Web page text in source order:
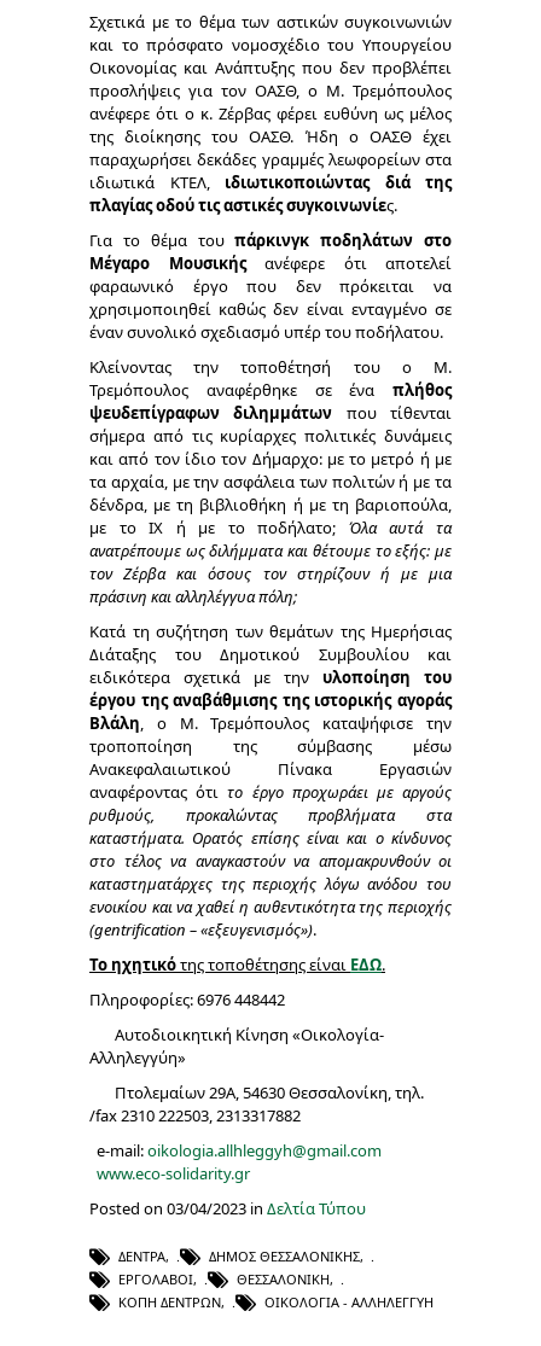
Σχετικά με το θέμα των αστικών συγκοινωνιών
και το πρόσφατο νομοσχέδιο του Υπουργείου
Οικονομίας και Ανάπτυξης που δεν προβλέπει
προσλήψεις για τον ΟΑΣΘ, ο Μ. Τρεμόπουλος
ανέφερε ότι ο κ. Ζέρβας φέρει ευθύνη ως μέλος
της διοίκησης του ΟΑΣΘ. Ήδη ο ΟΑΣΘ έχει
παραχωρήσει δεκάδες γραμμές λεωφορείων στα
ιδιωτικά ΚΤΕΛ, ιδιωτικοποιώντας διά της
πλαγίας οδού τις αστικές συγκοινωνίες.
Για το θέμα τουπάρκινγκ ποδηλάτων στο
Μέγαρο Μουσικήςανέφερε ότι αποτελεί
φαραωνικό έργο που δεν πρόκειται να
χρησιμοποιηθεί καθώς δεν είναι ενταγμένο σε
έναν συνολικό σχεδιασμό υπέρ του ποδήλατου.
Κλείνοντας την τοποθέτησή του ο Μ.
Τρεμόπουλος αναφέρθηκε σε ένα πλήθος
ψευδεπίγραφων διλημμάτων που τίθενται
σήμερα από τις κυρίαρχες πολιτικές δυνάμεις
και από τον ίδιο τον Δήμαρχο: με το μετρό ή με
τα αρχαία, με την ασφάλεια των πολιτών ή με τα
δένδρα, με τη βιβλιοθήκη ή με τη βαριοπούλα,
με το ΙΧ ή με το ποδήλατο; Όλα αυτά τα
ανατρέπουμε ως διλήμματα και θέτουμε το εξής: με
τον Ζέρβα και όσους τον στηρίζουν ή με μια
πράσινη και αλληλέγγυα πόλη;
Κατά τη συζήτηση των θεμάτων της Ημερήσιας
Διάταξης του Δημοτικού Συμβουλίου και
ειδικότερα σχετικά με την υλοποίηση του
έργου της αναβάθμισης της ιστορικής αγοράς
Βλάλη, ο Μ. Τρεμόπουλος καταψήφισε την
τροποποίηση της σύμβασης μέσω
Ανακεφαλαιωτικού Πίνακα Εργασιών
αναφέροντας ότιτο έργο προχωράει με αργούς
ρυθμούς, προκαλώντας προβλήματα στα
καταστήματα. Ορατός επίσης είναι και ο κίνδυνος
στο τέλος να αναγκαστούν να απομακρυνθούν οι
καταστηματάρχες της περιοχής λόγω ανόδου του
ενοικίου και να χαθεί η αυθεντικότητα της περιοχής
(gentrification – «εξευγενισμός»).
Το ηχητικότης τοποθέτησης είναι ΕΔΩ.
Πληροφορίες: 6976 448442
Αυτοδιοικητική Κίνηση «Οικολογία-
Αλληλεγγύη»
Πτολεμαίων 29Α, 54630 Θεσσαλονίκη, τηλ.
/fax 2310 222503, 2313317882
e-mail:oikologia.allhleggyh@gmail.com
www.eco-solidarity.gr
Posted on 03/04/2023 in Δελτία Τύπου
ΔΈΝΤΡΑ, ΔΉΜΟΣ ΘΕΣΣΑΛΟΝΊΚΗΣ,
ΕΡΓΟΛΆΒΟΙ, ΘΕΣΣΑΛΟΝΊΚΗ,
ΚΟΠΉ ΔΈΝΤΡΩΝ, ΟΙΚΟΛΟΓΊΑ - ΑΛΛΗΛΕΓΓΎΗ